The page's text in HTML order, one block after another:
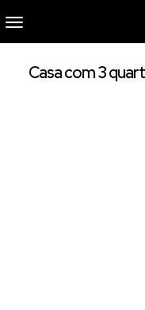
Casa com 3